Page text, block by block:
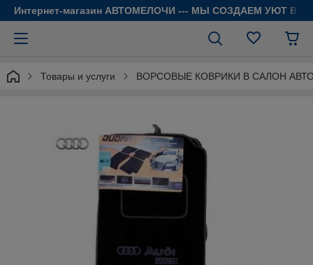
Интернет-магазин АВТОМЕЛОЧИ --- МЫ СОЗДАЕМ УЮТ В
Товары и услуги ВОРСОВЫЕ КОВРИКИ В САЛОН